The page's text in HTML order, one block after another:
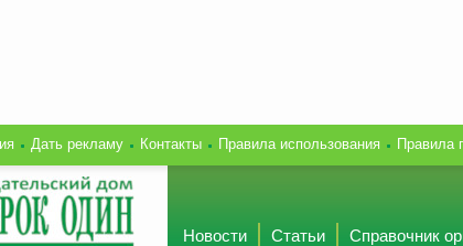
Дать рекламу Контакты Правила использования Правила
Новости Статьи Справочник